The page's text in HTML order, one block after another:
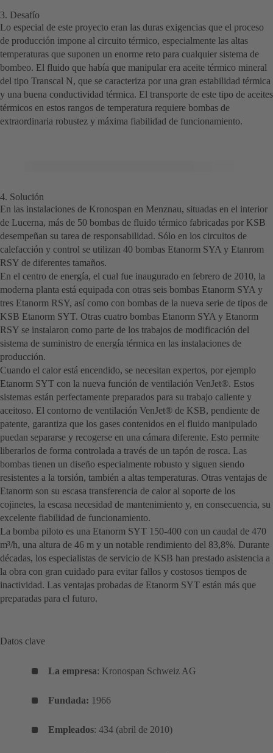
3. Desafío
Lo especial de este proyecto eran las duras exigencias que el proceso
de producción impone al circuito térmico, especialmente las altas
temperaturas que suponen un enorme reto para cualquier sistema de
bombeo. El fluido que había que manipular era aceite térmico mineral
del tipo Transcal N, que se caracteriza por una gran estabilidad térmica
y una buena conductividad térmica. El transporte de este tipo de aceites
térmicos en estos rangos de temperatura requiere bombas de
extraordinaria robustez y máxima fiabilidad de funcionamiento.
4. Solución
En las instalaciones de Kronospan en Menznau, situadas en el interior
de Lucerna, más de 50 bombas de fluido térmico fabricadas por KSB
desempeñan su tarea de responsabilidad. Sólo en los circuitos de
calefacción y control se utilizan 40 bombas Etanorm SYA y Etanrom
RSY de diferentes tamaños.
En el centro de energía, el cual fue inaugurado en febrero de 2010, la
moderna planta está equipada con otras seis bombas Etanorm SYA y
tres Etanorm RSY, así como con bombas de la nueva serie de tipos de
KSB Etanorm SYT. Otras cuatro bombas Etanorm SYA y Etanorm
RSY se instalaron como parte de los trabajos de modificación del
sistema de suministro de energía térmica en las instalaciones de
producción.
Cuando el calor está encendido, se necesitan expertos, por ejemplo
Etanorm SYT con la nueva función de ventilación VenJet®. Estos
sistemas están perfectamente preparados para su trabajo caliente y
aceitoso. El contorno de ventilación VenJet® de KSB, pendiente de
patente, garantiza que los gases contenidos en el fluido manipulado
puedan separarse y recogerse en una cámara diferente. Esto permite
liberarlos de forma controlada a través de un tapón de rosca. Las
bombas tienen un diseño especialmente robusto y siguen siendo
resistentes a la torsión, también a altas temperaturas. Otras ventajas de
Etanorm son su escasa transferencia de calor al soporte de los
cojinetes, la escasa necesidad de mantenimiento y, en consecuencia, su
excelente fiabilidad de funcionamiento.
La bomba piloto es una Etanorm SYT 150-400 con un caudal de 470
m³/h, una altura de 46 m y un notable rendimiento del 83,8%. Durante
décadas, los especialistas de servicio de KSB han prestado asistencia a
la obra con gran cuidado para evitar fallos y costosos tiempos de
inactividad. Las ventajas probadas de Etanorm SYT están más que
preparadas para el futuro.
Datos clave
La empresa: Kronospan Schweiz AG
Fundada: 1966
Empleados: 434 (abril de 2010)